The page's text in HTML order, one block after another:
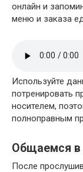
онлайн и
меню и заказа
Используйте
потренировать
носителем,
полноправным
Общаемся в
После